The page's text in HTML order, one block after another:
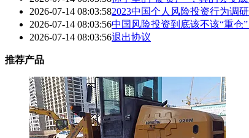
2026-07-14 08:03:582023中国个人风险投资行为调
2026-07-14 08:03:56中国风险投资到底该不该“重仓
2026-07-14 08:03:56退出协议
推荐产品